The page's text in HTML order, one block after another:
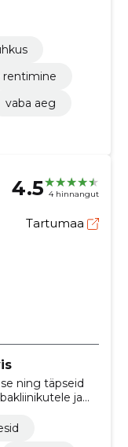
vaba aeg
4.5 4 hinnangut
Tartumaa
ning täpseid
ja
ning pakume